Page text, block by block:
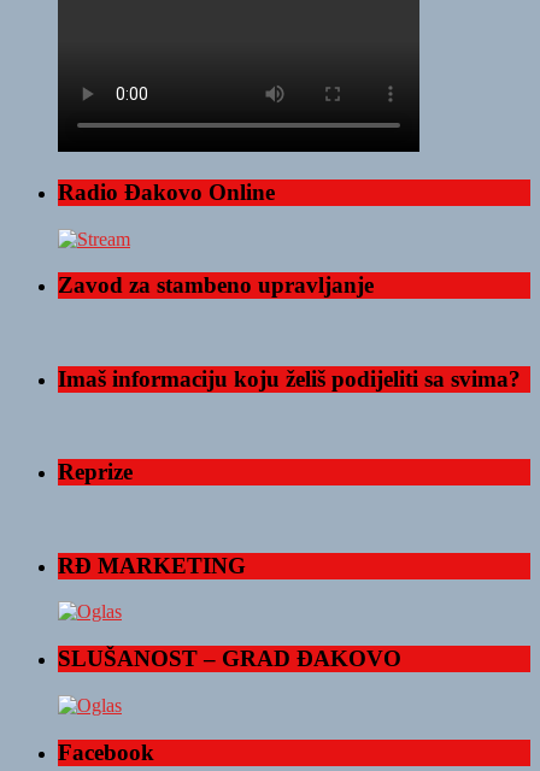
Radio Đakovo Online
Zavod za stambeno upravljanje
Imaš informaciju koju želiš podijeliti sa svima?
Reprize
RĐ MARKETING
SLUŠANOST – GRAD ĐAKOVO
Facebook